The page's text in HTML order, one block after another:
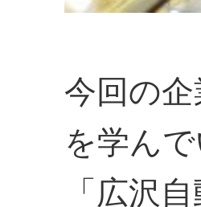
今回の
を学ん
「広沢